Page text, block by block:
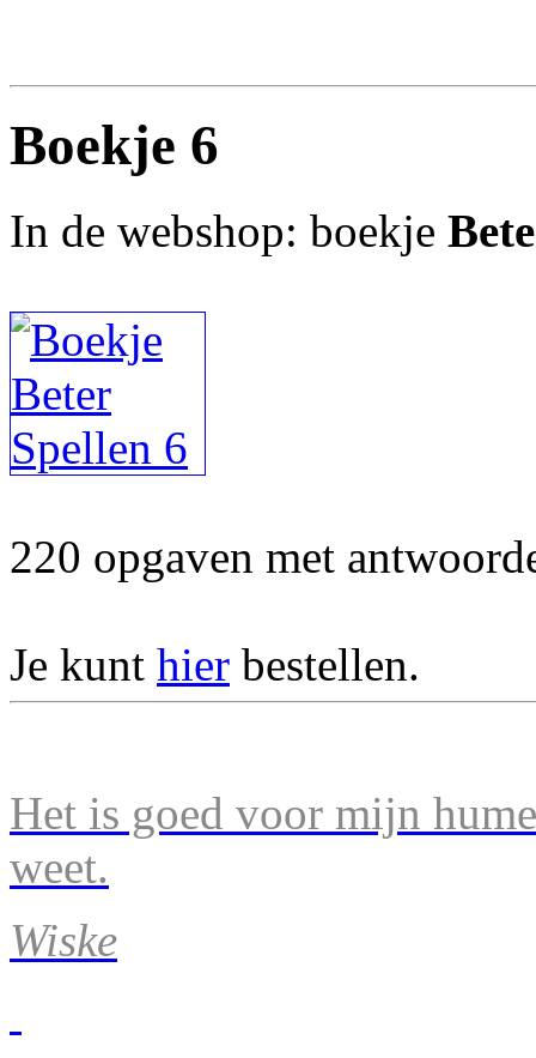
Boekje 6
In de webshop: boekje
220 opgaven met
Je kunt hier bestellen.
Het is goed voor mijn
weet.
Wiske